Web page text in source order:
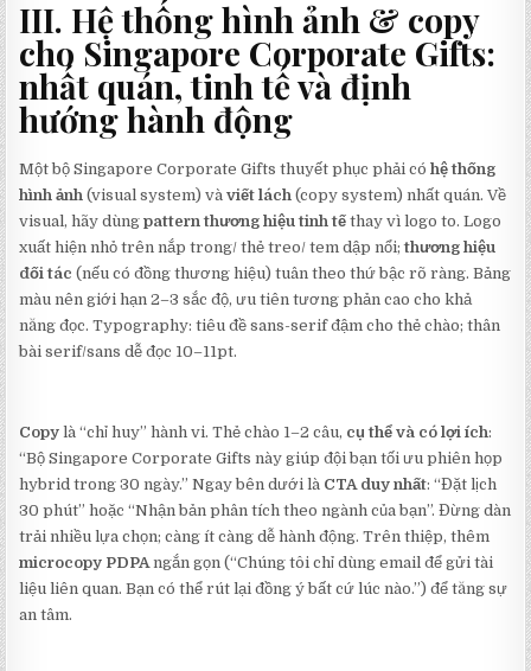
III. Hệ thống hình ảnh & copy
cho Singapore Corporate Gifts:
nhất quán, tinh tế và định
hướng hành động
Một bộ Singapore Corporate Gifts thuyết phục phải cóhệ thống
hình ảnh (visual system) vàviết lách (copy system) nhất quán. Về
visual, hãy dùngpattern thương hiệu tinh tế thay vì logo to. Logo
xuất hiện nhỏ trên nắp trong/ thẻ treo/ tem dập nổi;thương hiệu
đối tác (nếu có đồng thương hiệu) tuân theo thứ bậc rõ ràng. Bảng
màu nên giới hạn 2–3 sắc độ, ưu tiên tương phản cao cho khả
năng đọc. Typography: tiêu đề sans-serif đậm cho thẻ chào; thân
bài serif/sans dễ đọc 10–11pt.
Copy là “chỉ huy” hành vi. Thẻ chào 1–2 câu, cụ thể và có lợi ích:
“Bộ Singapore Corporate Gifts này giúp đội bạn tối ưu phiên họp
hybrid trong 30 ngày.” Ngay bên dưới là CTA duy nhất: “Đặt lịch
30 phút” hoặc “Nhận bản phân tích theo ngành của bạn”. Đừng dàn
trải nhiều lựa chọn; càng ít càng dễ hành động. Trên thiệp, thêm
microcopy PDPA ngắn gọn (“Chúng tôi chỉ dùng email để gửi tài
liệu liên quan. Bạn có thể rút lại đồng ý bất cứ lúc nào.”) để tăng sự
an tâm.